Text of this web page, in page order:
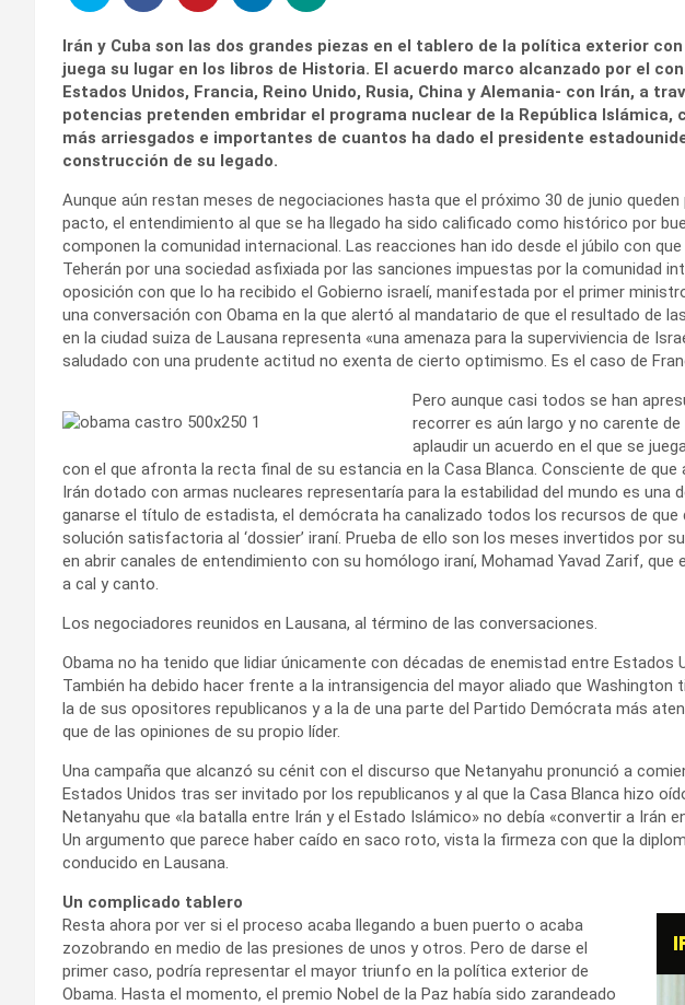
Irán y Cuba son las dos grandes piezas en el tablero de la política exterior
juega su lugar en los libros de Historia. El acuerdo marco alcanzado por el
Estados Unidos, Francia, Reino Unido, Rusia, China y Alemania- con Irán, a
potencias pretenden embridar el programa nuclear de la República Islámica,
más arriesgados e importantes de cuantos ha dado el presidente
construcción de su legado.
Aunque aún restan meses de negociaciones hasta que el próximo 30 de junio
pacto, el entendimiento al que se ha llegado ha sido calificado como histórico por
componen la comunidad internacional. Las reacciones han ido desde el júbilo con
Teherán por una sociedad asfixiada por las sanciones impuestas por la comunidad
oposición con que lo ha recibido el Gobierno israelí, manifestada por el primer
una conversación con Obama en la que alertó al mandatario de que el resultado de
en la ciudad suiza de Lausana representa «una amenaza para la superviviencia de
saludado con una prudente actitud no exenta de cierto optimismo. Es el caso de
Pero aunque casi todos se han
recorrer es aún largo y no carente
aplaudir un acuerdo en el que se
con el que afronta la recta final de su estancia en la Casa Blanca. Consciente de que
Irán dotado con armas nucleares representaría para la estabilidad del mundo es una
ganarse el título de estadista, el demócrata ha canalizado todos los recursos de que
solución satisfactoria al ‘dossier’ iraní. Prueba de ello son los meses invertidos por
en abrir canales de entendimiento con su homólogo iraní, Mohamad Yavad Zarif,
a cal y canto.
Los negociadores reunidos en Lausana, al término de las conversaciones.
Obama no ha tenido que lidiar únicamente con décadas de enemistad entre Estados
También ha debido hacer frente a la intransigencia del mayor aliado que Washington
la de sus opositores republicanos y a la de una parte del Partido Demócrata más
que de las opiniones de su propio líder.
Una campaña que alcanzó su cénit con el discurso que Netanyahu pronunció a
Estados Unidos tras ser invitado por los republicanos y al que la Casa Blanca hizo
Netanyahu que «la batalla entre Irán y el Estado Islámico» no debía «convertir a Irán
Un argumento que parece haber caído en saco roto, vista la firmeza con que la
conducido en Lausana.
Un complicado tablero
Resta ahora por ver si el proceso acaba llegando a buen puerto o acaba
zozobrando en medio de las presiones de unos y otros. Pero de darse el
primer caso, podría representar el mayor triunfo en la política exterior de
Obama. Hasta el momento, el premio Nobel de la Paz había sido zarandeado